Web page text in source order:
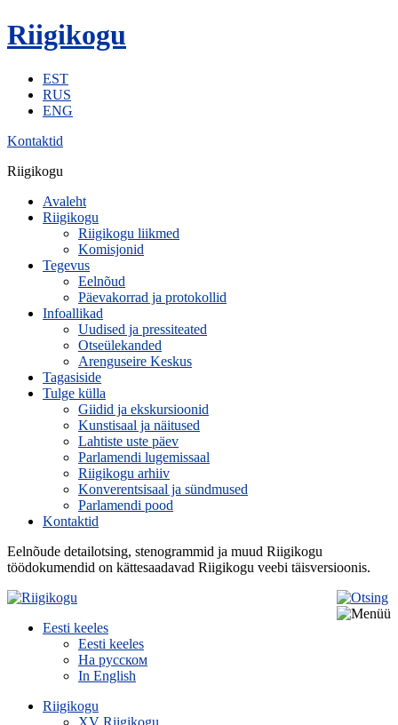
Riigikogu
EST
RUS
ENG
Kontaktid
Riigikogu
Avaleht
Riigikogu
Riigikogu liikmed
Komisjonid
Tegevus
Eelnõud
Päevakorrad ja protokollid
Infoallikad
Uudised ja pressiteated
Otseülekanded
Arenguseire Keskus
Tagasiside
Tulge külla
Giidid ja ekskursioonid
Kunstisaal ja näitused
Lahtiste uste päev
Parlamendi lugemissaal
Riigikogu arhiiv
Konverentsisaal ja sündmused
Parlamendi pood
Kontaktid
Eelnõude detailotsing, stenogrammid ja muud Riigikogu
töödokumendid on kättesaadavad Riigikogu veebi täisversioonis.
Eesti keeles
Eesti keeles
На русском
In English
Riigikogu
XV Riigikogu